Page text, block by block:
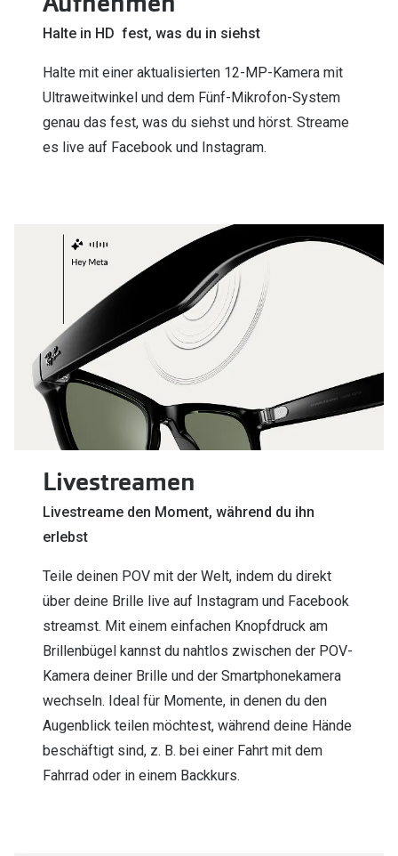
Halte in HD fest, was du in siehst
Halte mit einer aktualisierten 12-MP-Kamera mit
Ultraweitwinkel und dem Fünf-Mikrofon-System
genau das fest, was du siehst und hörst. Streame
es live auf Facebook und Instagram.
Livestreamen
Livestreame den Moment, während du ihn
erlebst
Teile deinen POV mit der Welt, indem du direkt
über deine Brille live auf Instagram und Facebook
streamst. Mit einem einfachen Knopfdruck am
Brillenbügel kannst du nahtlos zwischen der POV-
Kamera deiner Brille und der Smartphonekamera
wechseln. Ideal für Momente, in denen du den
Augenblick teilen möchtest, während deine Hände
beschäftigt sind, z. B. bei einer Fahrt mit dem
Fahrrad oder in einem Backkurs.